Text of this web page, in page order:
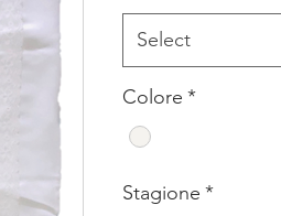
Select
Colore *
Stagione *